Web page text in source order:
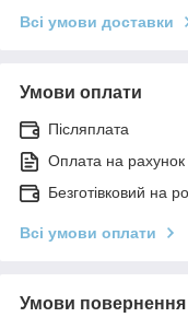
Всі умови доставки
Умови оплати
Післяплата
Оплата на рахунок
Безготівковий на
Всі умови оплати
Умови повернення